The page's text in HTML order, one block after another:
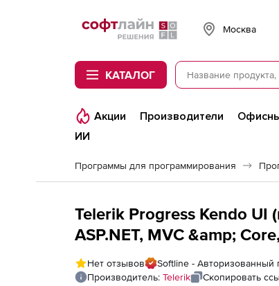
Softline
Москва
КАТАЛОГ
Акции Производители
ИИ
Программы для программирования
Telerik Progress Kendo UI
ASP.NET, MVC &amp;
Lite), Kendo UI + ASP.NET
Lite Support to Progress
Нет отзывов
Softline - Авторизованный
Производитель: Telerik Скопировать